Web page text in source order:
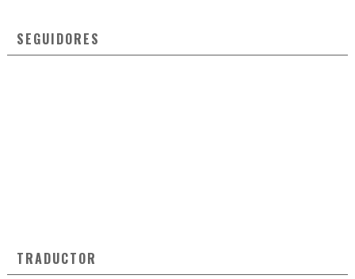
SEGUIDORES
TRADUCTOR